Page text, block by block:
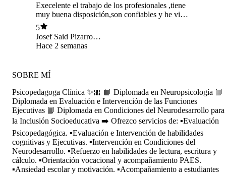
Execelente el trabajo de los profesionales ,tiene
muy buena disposición,son confiables y he visto
muy buenos resultados
5
Josef Said Pizarro
Zuñiga
Hace 2 semanas
SOBRE MÍ
Psicopedagoga Clínica ✨️🎀 📙 Diplomada en Neuropsicología 📙
Diplomada en Evaluación e Intervención de las Funciones
Ejecutivas 📙 Diplomada en Condiciones del Neurodesarrollo para
la Inclusión Socioeducativa ➡️ Ofrezco servicios de: ▪️Evaluación
Psicopedagógica. ▪️Evaluación e Intervención de habilidades
cognitivas y Ejecutivas. ▪️Intervención en Condiciones del
Neurodesarrollo. ▪️Refuerzo en habilidades de lectura, escritura y
cálculo. ▪️Orientación vocacional y acompañamiento PAES.
▪️Ansiedad escolar y motivación. ▪️Acompañamiento a estudiantes